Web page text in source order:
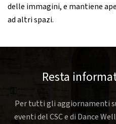
delle immagini, e mantiene
ad altri spazi.
Resta
Per tutti gli aggiornamenti
eventi del CSC e di Dance